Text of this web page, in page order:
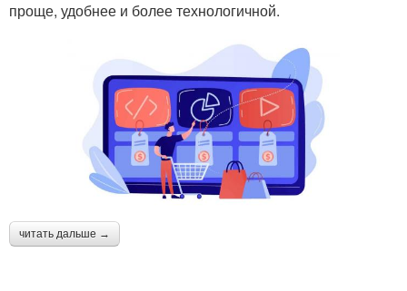
проще, удобнее и более технологичной.
читать дальше →